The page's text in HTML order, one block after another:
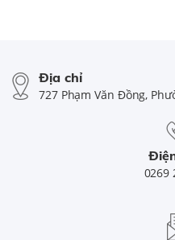
Địa chỉ
727 Phạm Văn Đồng,
0269